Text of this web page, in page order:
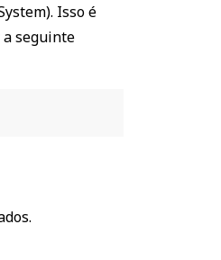
Isso é
a seguinte